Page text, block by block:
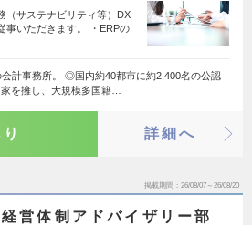
（サステナビリティ等）DX
事いただきます。 ・ERPの
計事務所。 ◎国内約40都市に約2,400名の公認
を擁し、大規模多国籍…
詳細へ
掲載期間 26/08/07～26/08/20
営体制アドバイザリー部